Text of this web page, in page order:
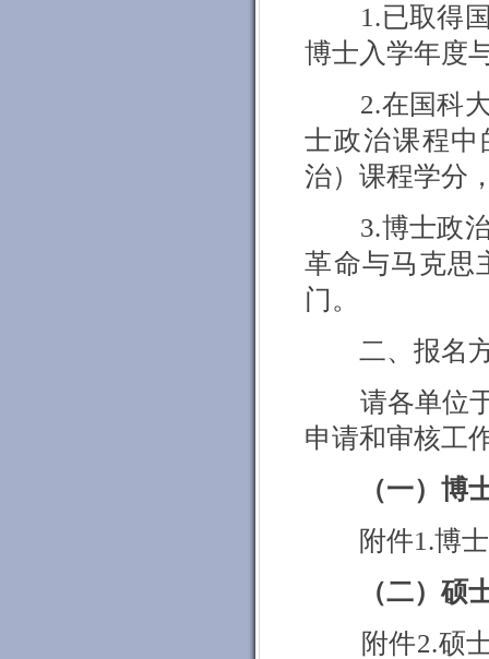
1.已取得
博士入学年度
2.在国科
士政治课程
治）课程学分
3.博士政
革命与马克思
门。
二、报名
请各单位
申请和审核工
（一）博
附件1.博
（二）硕
附件2.硕